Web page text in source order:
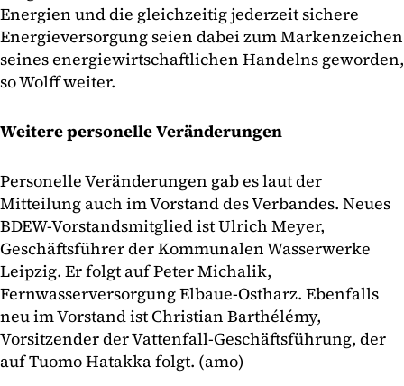
Energien und die gleichzeitig jederzeit sichere
Energieversorgung seien dabei zum Markenzeichen
seines energiewirtschaftlichen Handelns geworden,
so Wolff weiter.
Weitere personelle Veränderungen
Personelle Veränderungen gab es laut der
Mitteilung auch im Vorstand des Verbandes. Neues
BDEW-Vorstandsmitglied ist Ulrich Meyer,
Geschäftsführer der Kommunalen Wasserwerke
Leipzig. Er folgt auf Peter Michalik,
Fernwasserversorgung Elbaue-Ostharz. Ebenfalls
neu im Vorstand ist Christian Barthélémy,
Vorsitzender der Vattenfall-Geschäftsführung, der
auf Tuomo Hatakka folgt. (amo)